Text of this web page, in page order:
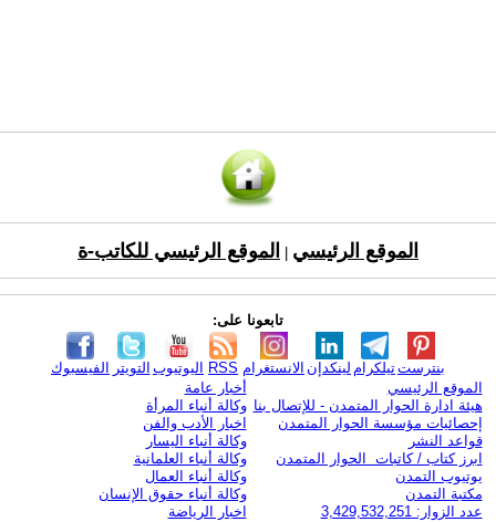
الموقع الرئيسي الموقع الرئيسي للكاتب-ة
تابعونا على:
الفيسبوك التويتر اليوتيوب RSS الانستغرام لينكدإن تيلكرامبنترست
الموقع الرئيسي
هيئة ادارة الحوار المتمدن - للإتصال بنا
إحصائيات مؤسسة الحوار المتمدن
قواعد النشر
ابرز كتاب / كاتبات الحوار المتمدن
يوتيوب التمدن
مكتبة التمدن
عدد الزوار: 3,429,532,251
أخبار عامة
وكالة أنباء المرأة
اخبار الأدب والفن
وكالة أنباء اليسار
وكالة أنباء العلمانية
وكالة أنباء العمال
وكالة أنباء حقوق الإنسان
اخبار الرياضة